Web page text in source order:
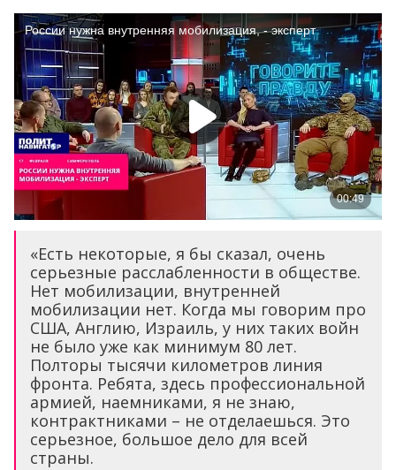
«Есть некоторые, я бы сказал, очень
серьезные расслабленности в обществе.
Нет мобилизации, внутренней
мобилизации нет. Когда мы говорим про
США, Англию, Израиль, у них таких войн
не было уже как минимум 80 лет.
Полторы тысячи километров линия
фронта. Ребята, здесь профессиональной
армией, наемниками, я не знаю,
контрактниками – не отделаешься. Это
серьезное, большое дело для всей
страны.